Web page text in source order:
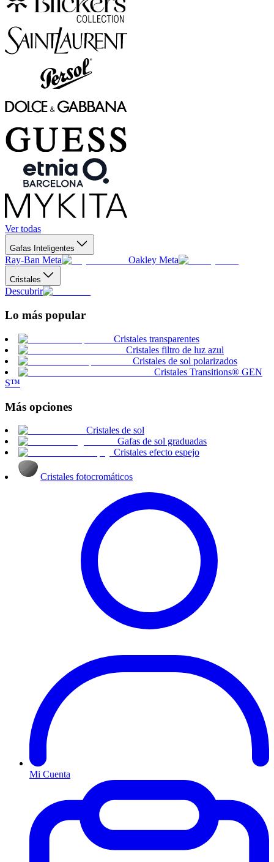
Ver todas
Gafas Inteligentes
Ray-Ban Meta Oakley Meta
Cristales
Descubrir
Lo más popular
Cristales transparentes
Cristales filtro de luz azul
Cristales de sol polarizados
Cristales Transitions® GEN
S™
Más opciones
Cristales de sol
Gafas de sol graduadas
Cristales efecto espejo
Cristales fotocromáticos
Mi Cuenta